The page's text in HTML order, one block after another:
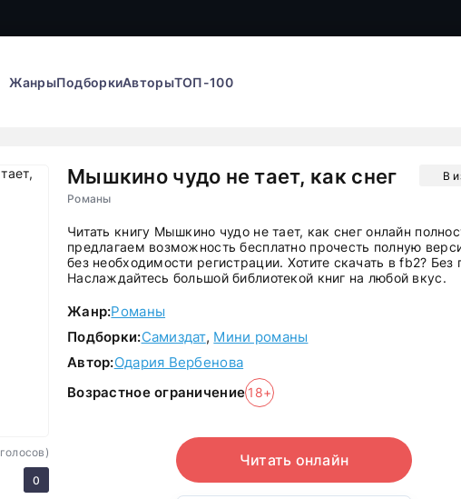
ЖанрыПодборкиАвторыТОП-100
Мышкино чудо не тает, как снег
Романы
В
голосов)
0
Читать книгу Мышкино чудо не тает, как снег онлайн
предлагаем возможность бесплатно прочесть полную
без необходимости регистрации. Хотите скачать в fb2? Без
Наслаждайтесь большой библиотекой книг на любой вкус.
Жанр:Романы
Подборки:Самиздат, Мини романы
Автор:Одария Вербенова
Возрастное ограничение 18+
Читать онлайн